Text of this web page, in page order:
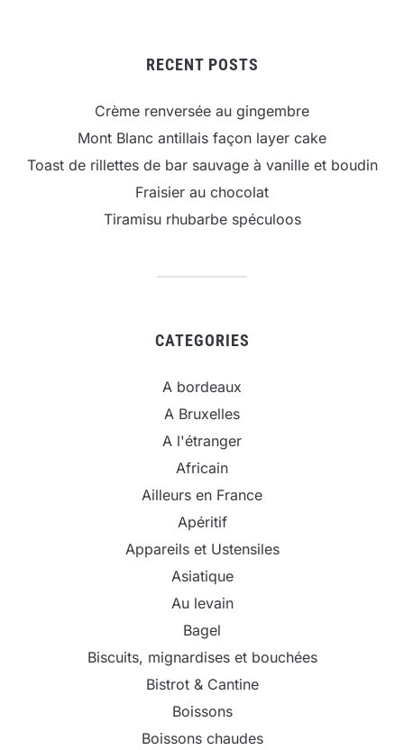
RECENT POSTS
Crème renversée au gingembre
Mont Blanc antillais façon layer cake
Toast de rillettes de bar sauvage à vanille et boudin
Fraisier au chocolat
Tiramisu rhubarbe spéculoos
CATEGORIES
A bordeaux
A Bruxelles
A l'étranger
Africain
Ailleurs en France
Apéritif
Appareils et Ustensiles
Asiatique
Au levain
Bagel
Biscuits, mignardises et bouchées
Bistrot & Cantine
Boissons
Boissons chaudes